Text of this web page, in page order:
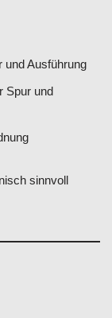
und Ausführung
Spur und
sinnvoll